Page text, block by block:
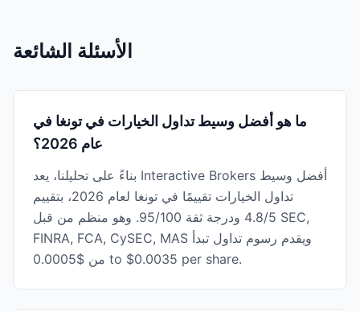
الأسئلة الشائعة
ما هو أفضل وسيط تداول الخيارات في تونغا في
عام 2026؟
بناءً على تحليلنا، يعد Interactive Brokers أفضل وسيط
تداول الخيارات تقييمًا في تونغا لعام 2026، بتقييم
4.8/5 ودرجة ثقة 95/100. وهو منظم من قبل SEC,
FINRA, FCA, CySEC, MAS ويقدم رسوم تداول تبدأ
من $0.0005 to $0.0035 per share.